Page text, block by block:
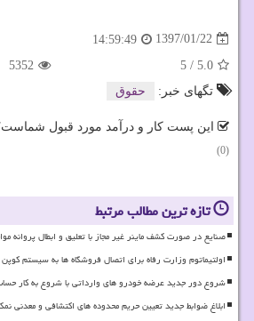
1397/01/22
14:59:49
5.0
/
5
5352
تگهای خبر:
حقوق
این پست کار و درآمد مورد قبول
(0)
تازه ترین مطالب مرتبط
صنایع در صورت کشف ماینر غیر مجاز با تعلیق و ابطال پروانه
اولتیماتوم وزارت رفاه برای اتصال فروشگاه ها به سیستم کوپن
شروع دور جدید عرضه خودرو های وارداتی با شروع به کار
ابلاغ ضوابط جدید تعیین حریم محدوده های اکتشافی و معدنی